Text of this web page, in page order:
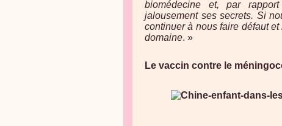
biomédecine et, par
jalousement ses secrets. Si
continuer à nous faire défaut
domaine. »
Le vaccin contre le